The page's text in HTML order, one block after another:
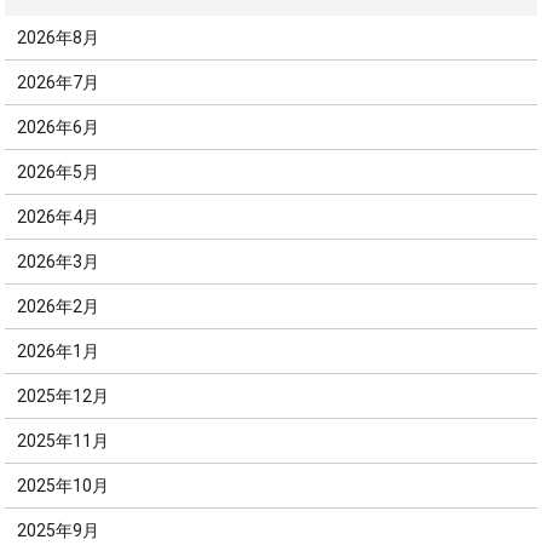
2026年8月
2026年7月
2026年6月
2026年5月
2026年4月
2026年3月
2026年2月
2026年1月
2025年12月
2025年11月
2025年10月
2025年9月